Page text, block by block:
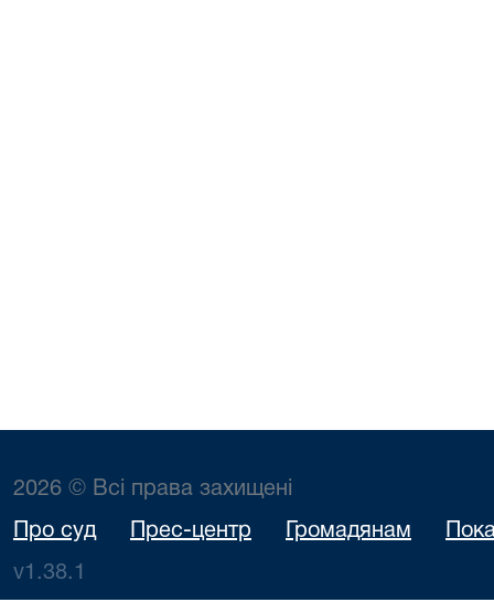
2026 © Всі права захищені
Про суд Прес-центр Громадянам
v1.38.1